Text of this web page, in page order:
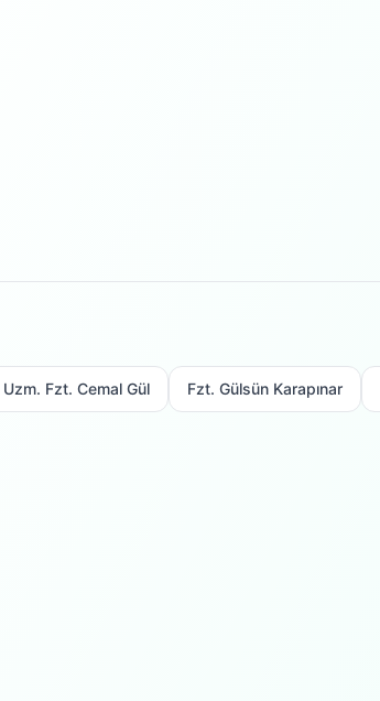
Uzm. Fzt. Cemal Gül Fzt. Gülsün Karapınar